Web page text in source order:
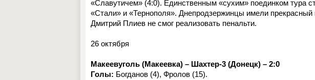
«Славутичем» (4:0). Единственным «сухим» поединком тура
«Стали» и «Тернополя». Днепродзержинцы имели прекрасный
Дмитрий Плиев не смог реализовать пенальти.
26 октября
Макеевуголь (Макеевка) – Шахтер-3 (Донецк) – 2:0
Голы: Богданов (4), Фролов (15).